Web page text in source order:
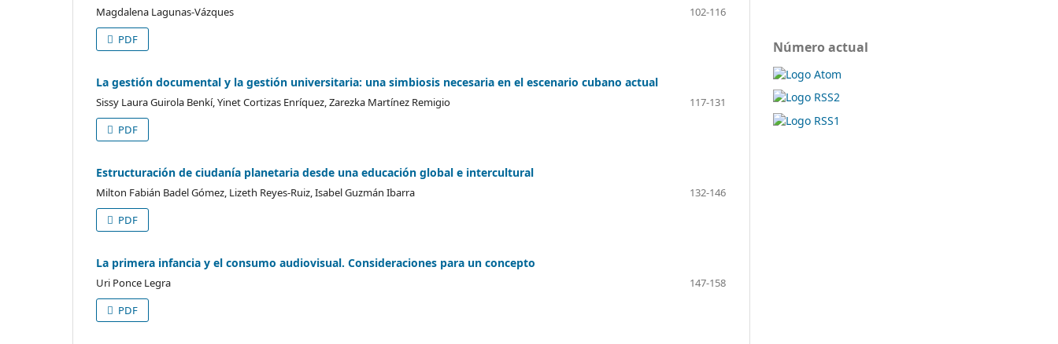
Magdalena Lagunas-Vázques
102-116
PDF
La gestión documental y la gestión universitaria: una simbiosis necesaria en el escenario cubano actual
Sissy Laura Guirola Benkí, Yinet Cortizas Enríquez, Zarezka Martínez Remigio
117-131
PDF
Estructuración de ciudanía planetaria desde una educación global e intercultural
Milton Fabián Badel Gómez, Lizeth Reyes-Ruiz, Isabel Guzmán Ibarra
132-146
PDF
La primera infancia y el consumo audiovisual. Consideraciones para un concepto
Uri Ponce Legra
147-158
PDF
Número actual